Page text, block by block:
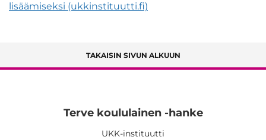
lisäämiseksi (ukkinstituutti.fi)
TAKAISIN SIVUN ALKUUN
Terve koululainen -hanke
UKK-instituutti